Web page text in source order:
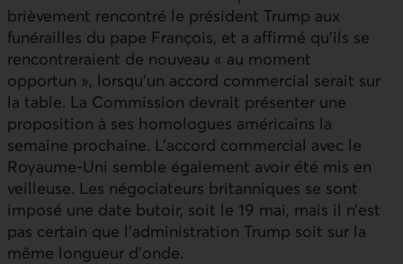
brièvement rencontré le président Trump aux
funérailles du pape François, et a affirmé qu’ils se
rencontreraient de nouveau « au moment
opportun », lorsqu’un accord commercial serait sur
la table. La Commission devrait présenter une
proposition à ses homologues américains la
semaine prochaine. L’accord commercial avec le
Royaume-Uni semble également avoir été mis en
veilleuse. Les négociateurs britanniques se sont
imposé une date butoir, soit le 19 mai, mais il n’est
pas certain que l’administration Trump soit sur la
même longueur d’onde.